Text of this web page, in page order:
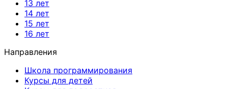
13 лет
14 лет
15 лет
16 лет
Направления
Школа программирования
Курсы для детей